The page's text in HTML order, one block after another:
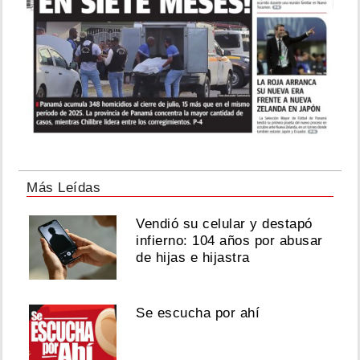
Más Leídas
Vendió su celular y destapó
infierno: 104 años por abusar
de hijas e hijastra
Se escucha por ahí